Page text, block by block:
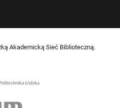
Akademicką Sieć Biblioteczną.